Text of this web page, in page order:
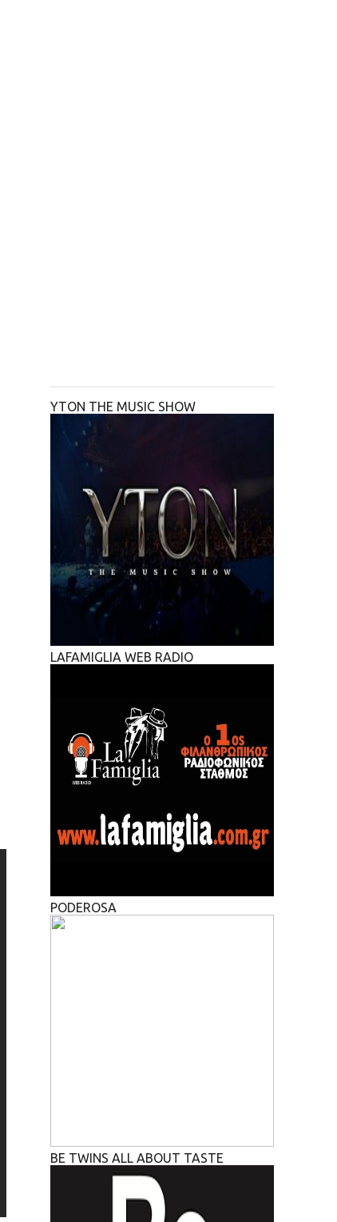
YTON THE MUSIC SHOW
LAFAMIGLIA WEB RADIO
PODEROSA
BE TWINS ALL ABOUT TASTE